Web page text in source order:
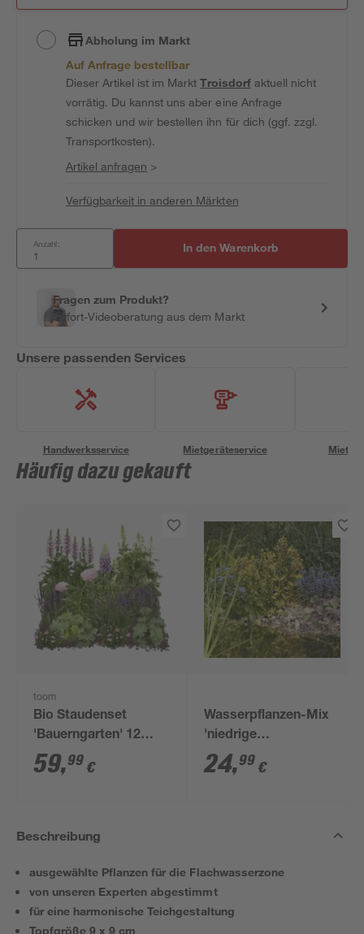
Abholung im Markt
Auf Anfrage bestellbar
Dieser Artikel ist im MarktTroisdorfaktuell nicht
vorrätig. Du kannst uns aber eine Anfrage
schicken und wir bestellen ihn für dich (ggf. zzgl.
Transportkosten).
Artikel anfragen >
Verfügbarkeit in anderen Märkten
Anzahl: In den Warenkorb
Fragen zum Produkt?
Sofort-Videoberatung aus dem Markt
Unsere passenden Services
Handwerksservice Mietgeräteservice
Häufig dazu gekauft
toom
Bio Staudenset
'Bauerngarten' 12
Pflanzen für 2 m²
59,99 €
Wasserpflanzen-Mix
'niedrige
Teichumrander' 6er-
Set
24,99 €
Beschreibung
ausgewählte Pflanzen für die Flachwasserzone
von unseren Experten abgestimmt
für eine harmonische Teichgestaltung
Topfgröße 9 x 9 cm